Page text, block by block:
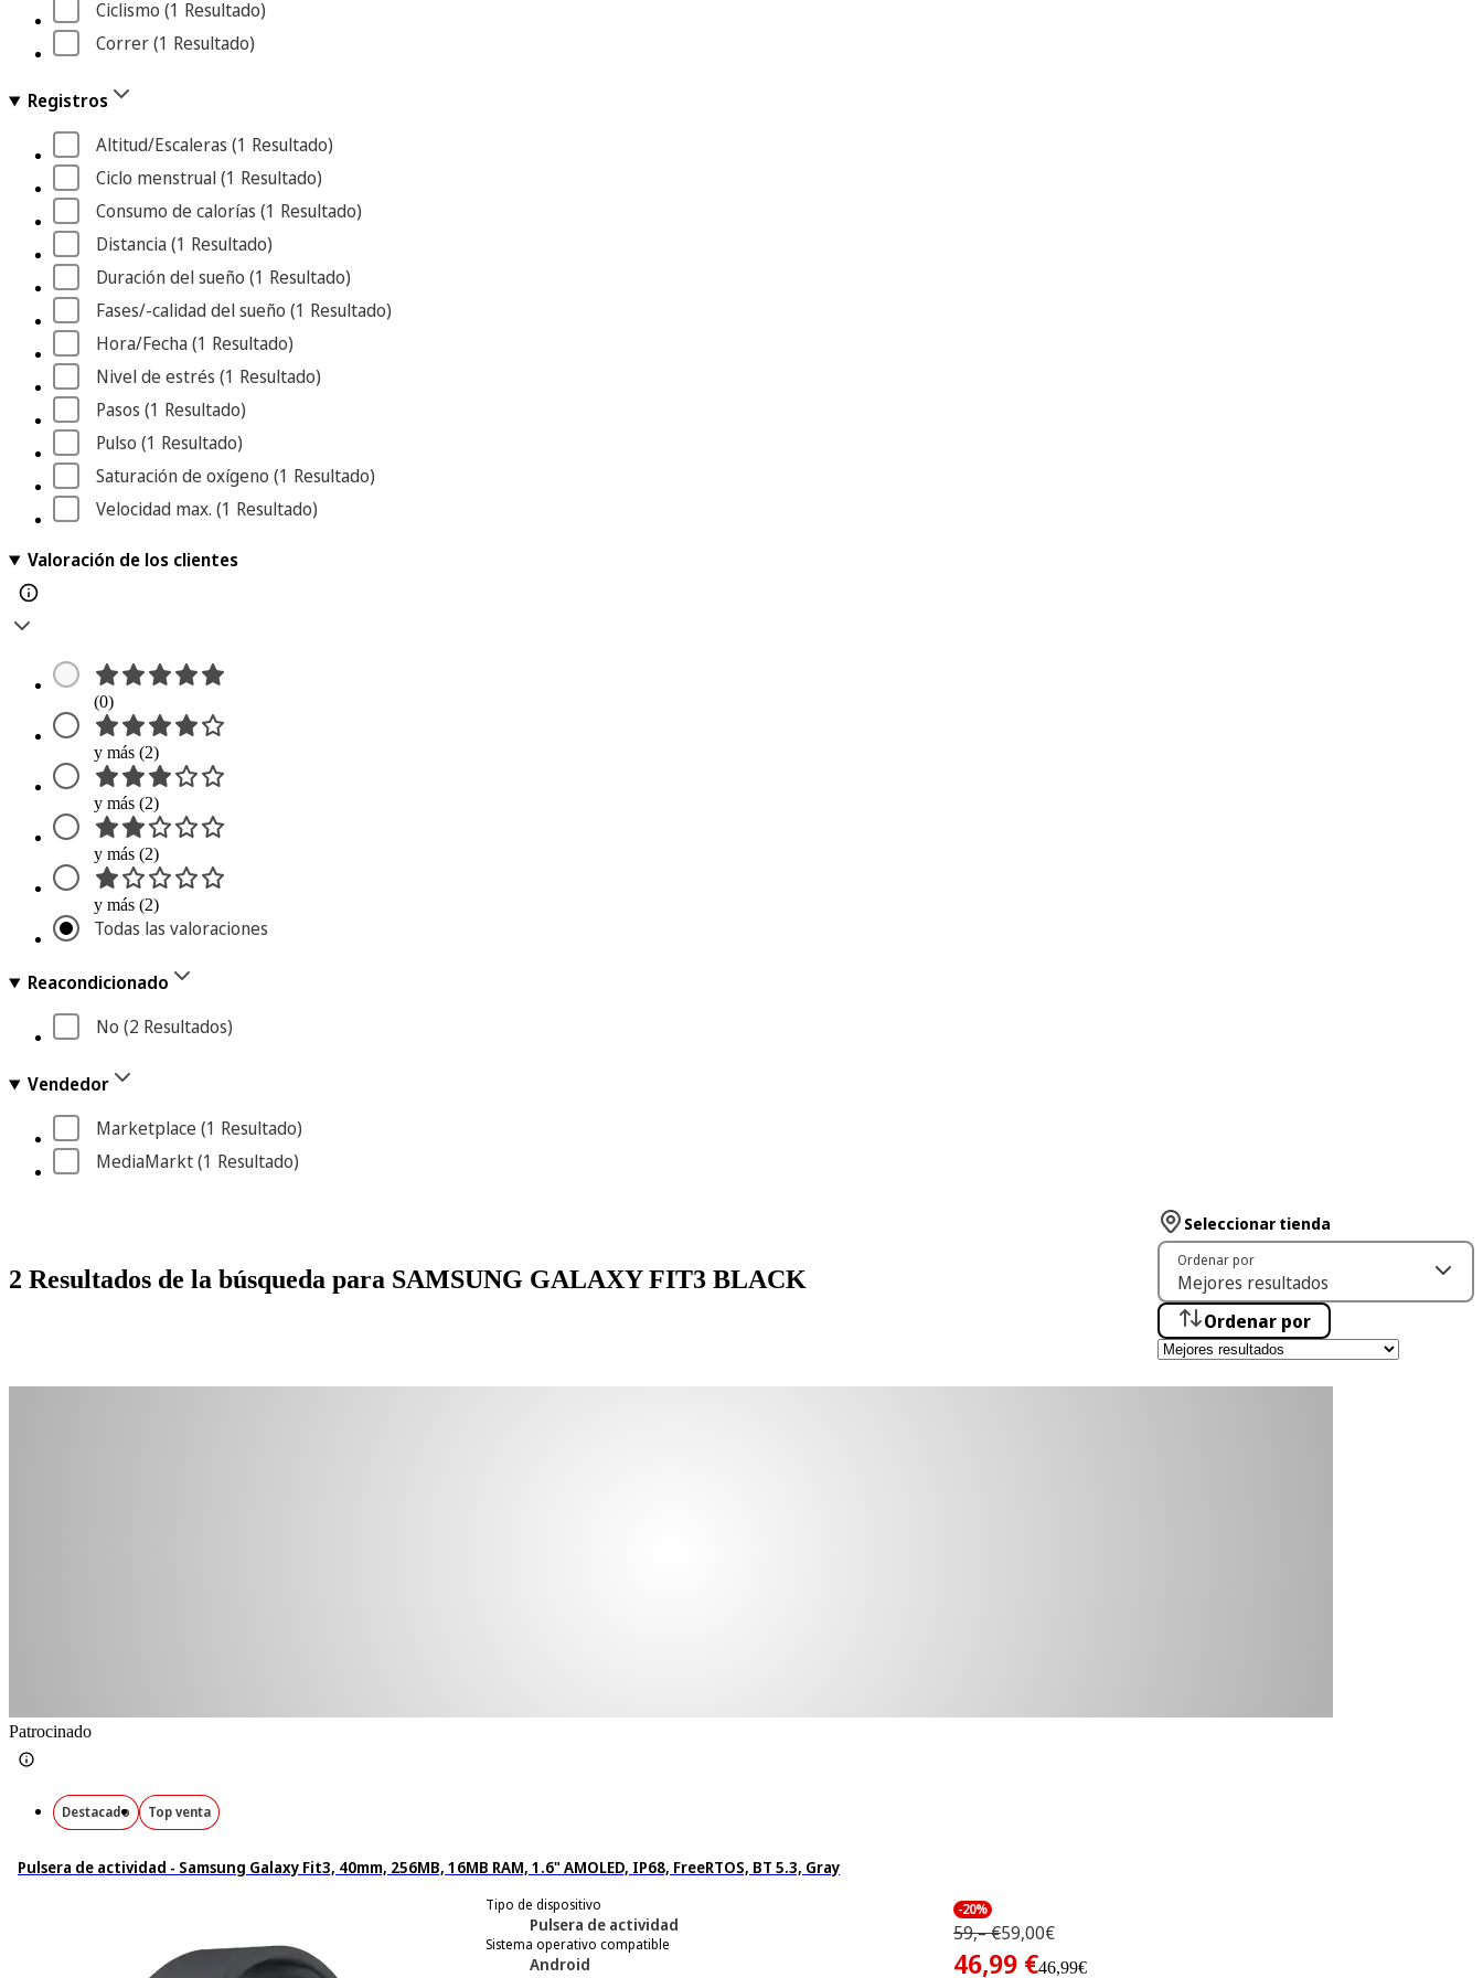
Ciclismo (1 Resultado)
Correr (1 Resultado)
Registros
Altitud/Escaleras (1 Resultado)
Ciclo menstrual (1 Resultado)
Consumo de calorías (1 Resultado)
Distancia (1 Resultado)
Duración del sueño (1 Resultado)
Fases/-calidad del sueño (1 Resultado)
Hora/Fecha (1 Resultado)
Nivel de estrés (1 Resultado)
Pasos (1 Resultado)
Pulso (1 Resultado)
Saturación de oxígeno (1 Resultado)
Velocidad max. (1 Resultado)
Valoración de los clientes
(0)
y más (2)
y más (2)
y más (2)
y más (2)
Todas las valoraciones
Reacondicionado
No (2 Resultados)
Vendedor
Marketplace (1 Resultado)
MediaMarkt (1 Resultado)
2 Resultados de la búsqueda para SAMSUNG GALAXY FIT3 BLACK
Seleccionar tienda
Ordenar por
Ordenar por
Patrocinado
Destacado Top venta
Pulsera de actividad - Samsung Galaxy Fit3, 40mm, 256MB, 16MB RAM, 1.6" AMOLED, IP68, FreeRTOS, BT 5.3, Gray
Tipo de dispositivo
Pulsera de actividad
Sistema operativo compatible
Android
-20%
59,– €59,00€
46,99 €46,99€